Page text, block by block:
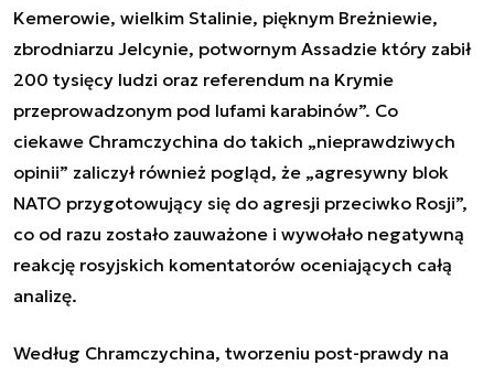
Kemerowie, wielkim Stalinie, pięknym Breżniewie,
zbrodniarzu Jelcynie, potwornym Assadzie który zabił
200 tysięcy ludzi oraz referendum na Krymie
przeprowadzonym pod lufami karabinów”. Co
ciekawe Chramczychina do takich „nieprawdziwych
opinii” zaliczył również pogląd, że „agresywny blok
NATO przygotowujący się do agresji przeciwko Rosji”,
co od razu zostało zauważone i wywołało negatywną
reakcję rosyjskich komentatorów oceniających całą
analizę.
Według Chramczychina, tworzeniu post-prawdy na